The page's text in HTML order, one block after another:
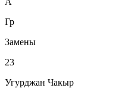
Гр
Замены
23
Угурджан Чакыр